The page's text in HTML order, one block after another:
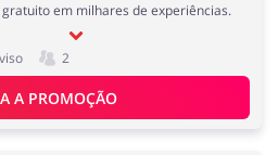
em milhares de experiências.
2
A PROMOÇÃO